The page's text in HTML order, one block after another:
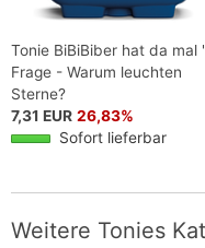
Tonie BiBiBiber hat da mal
Frage - Warum leuchten
Sterne?
7,31 EUR 26,83%
Sofort lieferbar
Weitere Tonies